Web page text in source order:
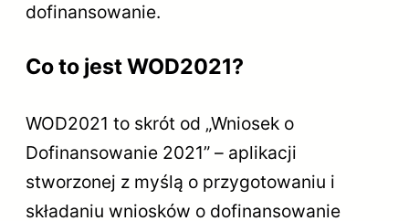
dofinansowanie.
Co to jest WOD2021?
WOD2021 to skrót od „Wniosek o
Dofinansowanie 2021” – aplikacji
stworzonej z myślą o przygotowaniu i
składaniu wniosków o dofinansowanie